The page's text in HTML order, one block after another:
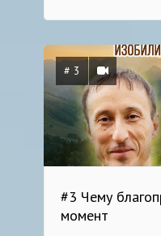
# 3
#3 Чему
момент